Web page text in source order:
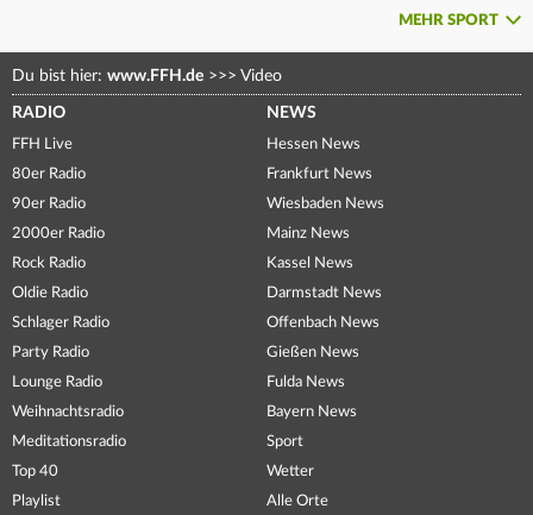
MEHR SPORT
Du bist hier: www.FFH.de >>> Video
RADIO
FFH Live
80er Radio
90er Radio
2000er Radio
Rock Radio
Oldie Radio
Schlager Radio
Party Radio
Lounge Radio
Weihnachtsradio
Meditationsradio
Top 40
Playlist
NEWS
Hessen News
Frankfurt News
Wiesbaden News
Mainz News
Kassel News
Darmstadt News
Offenbach News
Gießen News
Fulda News
Bayern News
Sport
Wetter
Alle Orte